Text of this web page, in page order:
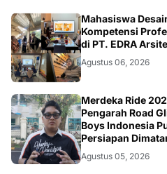
NASIONAL
Mahasiswa
Kompetensi
di PT. EDRA
Agustus 06, 2026
NASIONAL
Merdeka Ride
Pengarah Road
Boys Indonesia
Persiapan
Agustus 05, 2026